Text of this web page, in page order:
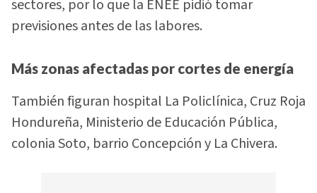
sectores, por lo que la ENEE pidió tomar
previsiones antes de las labores.
Más zonas afectadas por cortes de energía
También figuran hospital La Policlínica, Cruz Roja
Hondureña, Ministerio de Educación Pública,
colonia Soto, barrio Concepción y La Chivera.